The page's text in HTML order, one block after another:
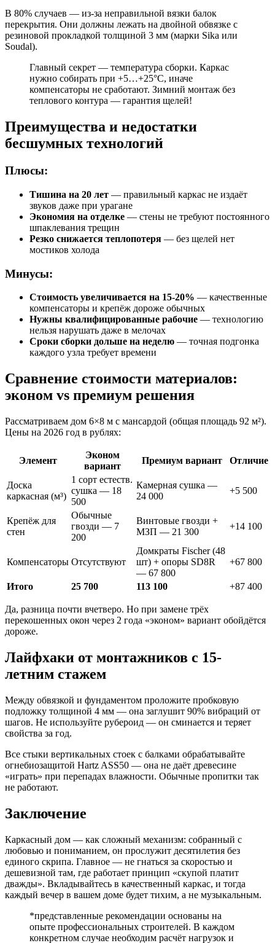
В 80% случаев — из-за неправильной вязки балок
перекрытия. Они должны лежать на двойной обвязке с
резиновой прокладкой толщиной 3 мм (марки Sika или
Soudal).
Главный секрет — температура сборки. Каркас
нужно собирать при +5…+25°С, иначе
компенсаторы не сработают. Зимний монтаж без
теплового контура — гарантия щелей!
Преимущества и недостатки
бесшумных технологий
Плюсы:
Тишина на 20 лет — правильный каркас не издаёт
звуков даже при урагане
Экономия на отделке — стены не требуют постоянного
шпаклевания трещин
Резко снижается теплопотеря — без щелей нет
мостиков холода
Минусы:
Стоимость увеличивается на 15-20% — качественные
компенсаторы и крепёж дороже обычных
Нужны квалифицированные рабочие — технологию
нельзя нарушать даже в мелочах
Сроки сборки дольше на неделю — точная подгонка
каждого узла требует времени
Сравнение стоимости материалов:
эконом vs премиум решения
Рассматриваем дом 6×8 м с мансардой (общая площадь 92 м²).
Цены на 2026 год в рублях:
Элемент
Эконом
вариант
Премиум вариант Отличие
Доска
каркасная (м³)
1 сорт естеств.
сушка — 18
500
Камерная сушка —
24 000
+5 500
Крепёж для
стен
Обычные
гвозди — 7
200
Винтовые гвозди +
МЗП — 21 300
+14 100
Компенсаторы Отсутствуют
Домкраты Fischer (48
шт) + опоры SD8R
— 67 800
+67 800
Итого 25 700 113 100 +87 400
Да, разница почти вчетверо. Но при замене трёх
перекошенных окон через 2 года «эконом» вариант обойдётся
дороже.
Лайфхаки от монтажников с 15-
летним стажем
Между обвязкой и фундаментом проложите пробковую
подложку толщиной 4 мм — она заглушит 90% вибраций от
шагов. Не используйте рубероид — он сминается и теряет
свойства за год.
Все стыки вертикальных стоек с балками обрабатывайте
огнебиозащитой Hartz ASS50 — она не даёт древесине
«играть» при перепадах влажности. Обычные пропитки так
не работают.
Заключение
Каркасный дом — как сложный механизм: собранный с
любовью и пониманием, он прослужит десятилетия без
единого скрипа. Главное — не гнаться за скоростью и
дешевизной там, где работает принцип «скупой платит
дважды». Вкладывайтесь в качественный каркас, и тогда
каждый вечер в вашем доме будет тихим, а не музыкальным.
*представленные рекомендации основаны на
опыте профессиональных строителей. В каждом
конкретном случае необходим расчёт нагрузок и